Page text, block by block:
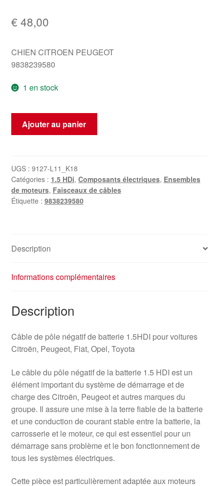
€ 48,00
CHIEN CITROEN PEUGEOT
9838239580
1 en stock
quantité
négatif
batterie
1.5
HDI
Ajouter au panier
UGS : 9127-L11_K18
Catégories : 1.5 HDi, Composants électriques, Ensembles
de moteurs, Faisceaux de câbles
Étiquette : 9838239580
Description
Informations complémentaires
Description
Câble de pôle négatif de batterie 1.5HDI pour voitures
Citroën, Peugeot, Fiat, Opel, Toyota
Le câble du pôle négatif de la batterie 1.5 HDI est un
élément important du système de démarrage et de
charge des Citroën, Peugeot et autres marques du
groupe. Il assure une mise à la terre fiable de la batterie
et une conduction de courant stable entre la batterie, la
carrosserie et le moteur, ce qui est essentiel pour un
démarrage sans problème et le bon fonctionnement de
tous les systèmes électriques.
Cette pièce est particulièrement adaptée aux moteurs